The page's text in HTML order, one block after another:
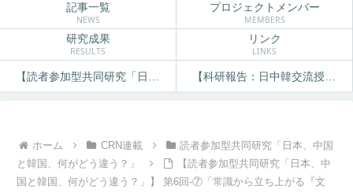
記事一覧
NEWS
プロジェクトメンバー
MEMBERS
研究成果
RESULTS
リンク
LINKS
【科研報告：日中韓交流授業で探る相互理解】
ホーム CRN連載
読者参加型共同研究「日本、中国
と韓国、何がどう違う？」
【読者参加型共同研究「日本、中
国と韓国、何がどう違う？」】 第6回-⑦「常識から立ち上がる『文